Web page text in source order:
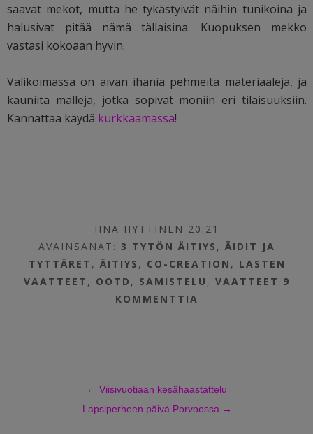
saavat mekot, mutta he tykästyivät näihin tunikoina ja
halusivat pitää nämä tällaisina. Kuopuksen mekko
vastasi kokoaan hyvin.
Valikoimassa on aivan ihania pehmeitä materiaaleja, ja
kauniita malleja, jotka sopivat moniin eri tilaisuuksiin.
Kannattaa käydä kurkkaamassa!
IINA HYTTINEN 20:21
AVAINSANAT:3 TYTÖN ÄITIYS ,ÄIDIT JA
TYTTÄRET , ÄITIYS , CO-CREATION , LASTEN
VAATTEET , OOTD , SAMISTELU ,VAATTEET 9
KOMMENTTIA
← Viisivuotiaan kesähaastattelu
Lapsiperheen päivä Porvoossa →